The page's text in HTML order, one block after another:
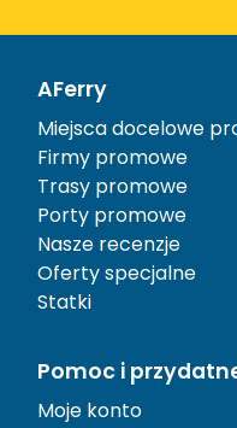
AFerry
Miejsca docelowe
Firmy promowe
Trasy promowe
Porty promowe
Nasze recenzje
Oferty specjalne
Statki
Pomoc i
Moje konto